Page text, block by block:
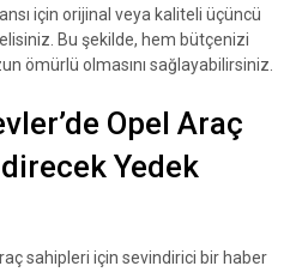
için orijinal veya kaliteli üçüncü
Bu şekilde, hem bütçenizi
ömürlü olmasını sağlayabilirsiniz.
Opel Araç
Yedek
sahipleri için sevindirici bir haber